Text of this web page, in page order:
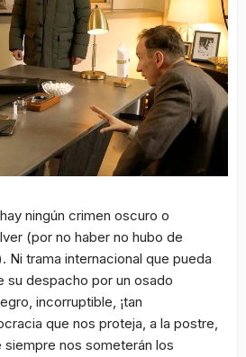
ningún crimen oscuro o
(por no haber no hubo de
Ni trama internacional que pueda
su despacho por un osado
incorruptible, ¡tan
que nos proteja, a la postre,
nos someterán los